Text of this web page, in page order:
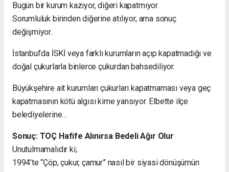
Bugün bir kurum kazıyor, diğeri kapatmıyor.
Sorumluluk birinden diğerine atılıyor, ama sonuç
değişmiyor.
İstanbul’da İSKİ veya farklı kurumların açıp kapatmadığı ve
doğal çukurlarla binlerce çukurdan bahsediliyor.
Büyükşehire ait kurumları çukurları kapatmaması veya geç
kapatmasının kötü algısı kime yansıyor. Elbette ilçe
belediyelerine…
Sonuç: TOÇ Hafife Alınırsa Bedeli Ağır Olur
Unutulmamalıdır ki;
1994’te “Çöp, çukur, çamur” nasıl bir siyasi dönüşümün